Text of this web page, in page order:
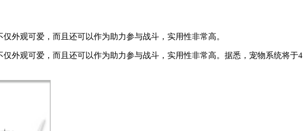
外观可爱，而且还可以作为助力参与战斗，实用性非常高。
外观可爱，而且还可以作为助力参与战斗，实用性非常高。据悉，宠物系统将于4